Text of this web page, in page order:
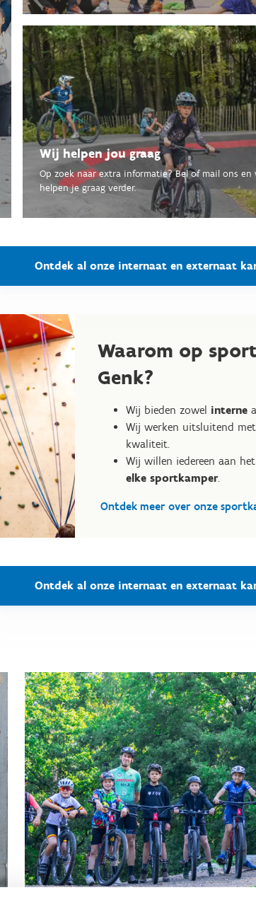
Wij helpen jou graag
Op zoek naar extra informatie? Bel of mail ons en
helpen je graag verder.
Ontdek al onze internaat en externaat
Waarom op
Genk?
Wij bieden zowel interne
Wij werken uitsluitend met
kwaliteit.
Wij willen iedereen aan
elke sportkamper.
Ontdek meer over onze
Ontdek al onze internaat en externaat